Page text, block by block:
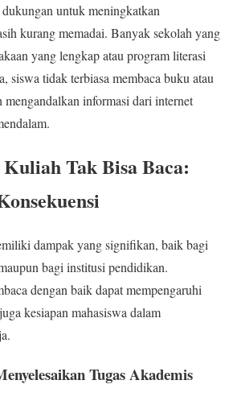
untuk meningkatkan
kurang memadai. Banyak sekolah yang
yang lengkap atau program literasi
siswa tidak terbiasa membaca buku atau
mengandalkan informasi dari internet
Tak Bisa Baca:
dampak yang signifikan, baik bagi
bagi institusi pendidikan.
dengan baik dapat mempengaruhi
kesiapan mahasiswa dalam
Tugas Akademis